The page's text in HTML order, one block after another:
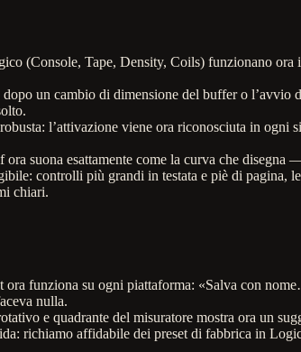
(Console, Tape, Density, Coils) funzionano
un cambio di dimensione del buffer o l’avvio
l’attivazione viene ora riconosciuta in
suona esattamente come la curva che
controlli più grandi in testata e piè di pagina,
chiari.
ora funziona su ogni piattaforma: «Salva con
nulla.
e quadrante del misuratore mostra ora un
richiamo affidabile dei preset di fabbrica in